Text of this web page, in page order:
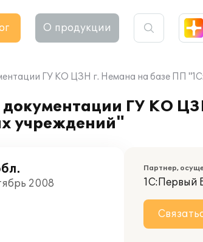
О продукции
ГУ КО ЦЗН г. Немана на базе ПП
ГУ КО
учреждений"
2008
Партнер,
1С:Первый